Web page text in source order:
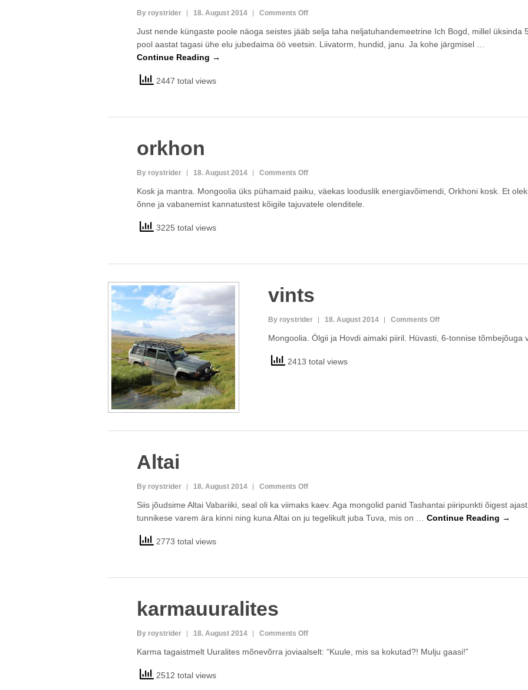
By roystrider 18. August 2014 Comments Offon
Just nende küngaste poole näoga seistes jääb selja taha neljatuhandemeetrine Ich Bogd, millel üksinda
pool aastat tagasi ühe elu jubedaima öö veetsin. Liivatorm, hundid, janu. Ja kohe järgmisel …
Continue Reading →
2447 total views
orkhon
By roystrider 18. August 2014 Comments Offon
Kosk ja mantra. Mongoolia üks pühamaid paiku, väekas looduslik energiavõimendi, Orkhoni kosk. Et
õnne ja vabanemist kannatustest kõigile tajuvatele olenditele.
3225 total views
vints
By roystrider 18. August 2014 Comments Offon
Mongoolia. Ölgii ja Hovdi aimaki piiril. Hüvasti, 6-tonnise tõmbejõuga
2413 total views
Altai
By roystrider 18. August 2014 Comments Offon
Siis jõudsime Altai Vabariiki, seal oli ka viimaks kaev. Aga mongolid panid Tashantai piiripunkti õigest ajast
tunnikese varem ära kinni ning kuna Altai on ju tegelikult juba Tuva, mis on … Continue Reading →
2773 total views
karmauuralites
By roystrider 18. August 2014 Comments Offon
Karma tagaistmelt Uuralites mõnevõrra joviaalselt: “Kuule, mis sa kokutad?! Mulju gaasi!”
2512 total views